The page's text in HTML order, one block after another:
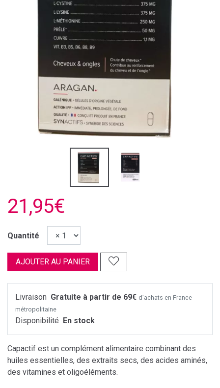
21,95€
Quantité
AJOUTER AU PANIER
Livraison Gratuite à partir de 69€ d’achats en France
métropolitaine
Disponibilité En stock
Capactif est un complément alimentaire combinant des
huiles essentielles, des extraits secs, des acides aminés,
des vitamines et oligoéléments.